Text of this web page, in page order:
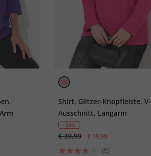
Shirt, Glitzer-Knopfleiste, V-
Ausschnitt, Langarm
- 50%
€ 39,99 € 19,99
(9)